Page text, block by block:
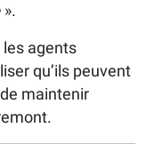
».
les agents
qu’ils peuvent
maintenir